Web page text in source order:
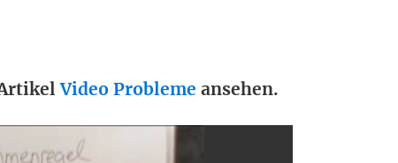
ArtikelVideo Probleme ansehen.